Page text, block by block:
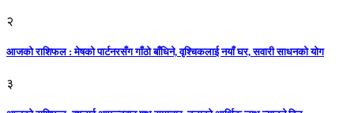
२
आजको राशिफल : मेषको पार्टनरसँग गाँठो बाँधिने, वृश्चिकलाई नयाँ घर, सवारी साधनकाे याेग
३